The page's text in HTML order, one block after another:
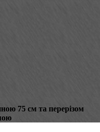
75 см та перерізом